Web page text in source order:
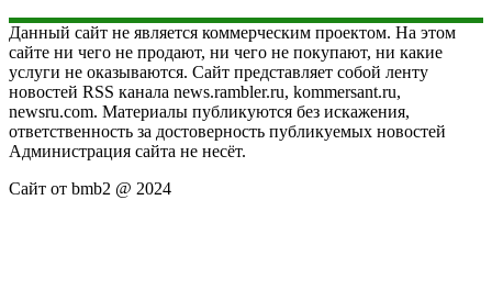
Данный сайт не является коммерческим проектом. На этом
сайте ни чего не продают, ни чего не покупают, ни какие
услуги не оказываются. Сайт представляет собой ленту
новостей RSS канала news.rambler.ru, kommersant.ru,
newsru.com. Материалы публикуются без искажения,
ответственность за достоверность публикуемых новостей
Администрация сайта не несёт.
Сайт от bmb2 @ 2024